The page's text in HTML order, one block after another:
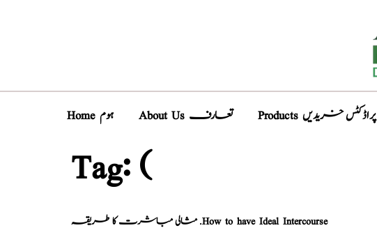
Home ہوم About Us تعارف Products پراڈکٹس خریدیں
Tag:(
مثالی مباشرت کا طریقہ .How to have Ideal Intercourse